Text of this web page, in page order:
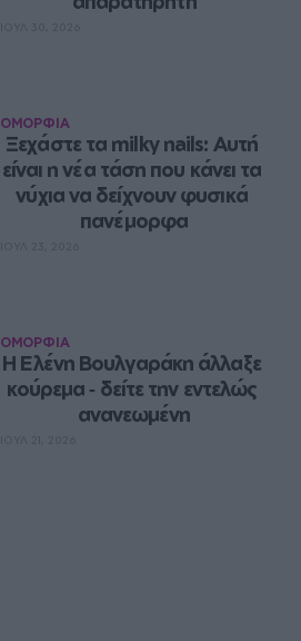
ΟΜΟΡΦΙΑ
Ξεχάστε τα milky nails: Αυτή
είναι η νέα τάση που κάνει τα
νύχια να δείχνουν φυσικά
πανέμορφα
ΟΜΟΡΦΙΑ
Η Ελένη Βουλγαράκη άλλαξε
κούρεμα ‑ δείτε την εντελώς
ανανεωμένη